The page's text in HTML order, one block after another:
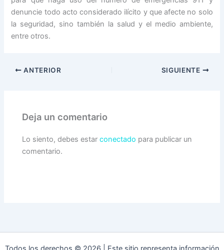
denuncie todo acto considerado ilícito y que afecte no solo
la seguridad, sino también la salud y el medio ambiente,
entre otros.
ANTERIOR SIGUIENTE
Deja un comentario
Lo siento, debes estarconectado para publicar un
comentario.